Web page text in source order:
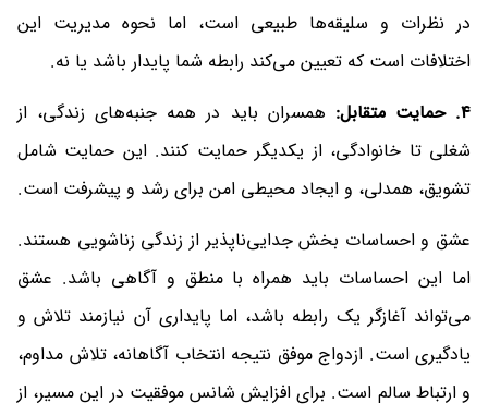
در نظرات و سلیقه‌ها طبیعی است، اما نحوه مدیریت این
اختلافات است که تعیین می‌کند رابطه شما پایدار باشد یا نه.
4. حمایت متقابل:
همسران باید در همه جنبه‌های زندگی، از
شغلی تا خانوادگی، از یکدیگر حمایت کنند. این حمایت شامل
تشویق، همدلی، و ایجاد محیطی امن برای رشد و پیشرفت است.
عشق و احساسات بخش جدایی‌ناپذیر از زندگی زناشویی هستند.
اما این احساسات باید همراه با منطق و آگاهی باشد. عشق
می‌تواند آغازگر یک رابطه باشد، اما پایداری آن نیازمند تلاش و
یادگیری است. ازدواج موفق نتیجه انتخاب آگاهانه، تلاش مداوم،
و ارتباط سالم است. برای افزایش شانس موفقیت در این مسیر، از